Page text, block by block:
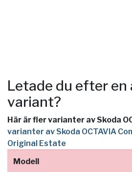
Letade du efter en
variant?
Här är fler varianter av Skoda
varianter av Skoda OCTAVIA
Original Estate
Modell